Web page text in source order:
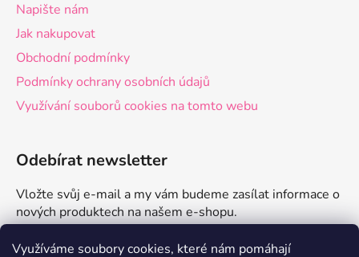
Využíváme soubory cookies, které nám pomáhají
Napište nám
Jak nakupovat
Obchodní podmínky
Podmínky ochrany osobních údajů
Využívání souborů cookies na tomto webu
Odebírat newsletter
Vložte svůj e-mail a my vám budeme zasílat informace o
nových produktech na našem e-shopu.
E-mail